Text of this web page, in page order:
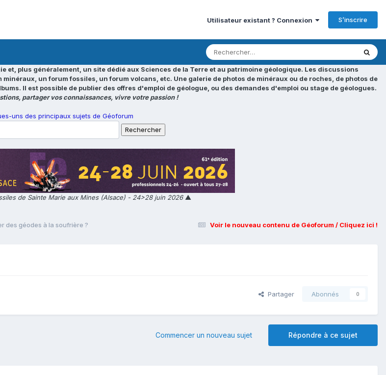
Utilisateur existant ? Connexion S’inscrire
et, plus généralement, un site dédié aux Sciences de la Terre et au patrimoine géologique. Les discussions
un forum fossiles, un forum volcans, etc. Une galerie de photos de minéraux ou de roches, de photos de
Il est possible de publier des offres d'emploi de géologue, ou des demandes d'emploi ou stage de géologues.
partager vos connaissances, vivre votre passion !
uns des principaux sujets de Géoforum
de Sainte Marie aux Mines (Alsace) - 24>28 juin 2026▲
Voir le nouveau contenu de Géoforum / Cliquez ici !
des géodes à la soufrière ?
Partager Abonnés 0
Répondre à ce sujet
Commencer un nouveau sujet